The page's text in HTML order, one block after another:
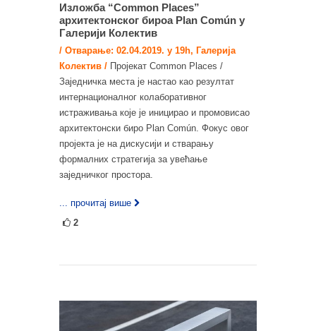
Изложба “Common Places”
архитектонског бироа Plan Común у
Галерији Колектив
/ Отварање: 02.04.2019. у 19h, Галерија
Колектив / Пројекат Common Places /
Заједничка места је настао као резултат
интернационалног колаборативног
истраживања које је иницирао и промовисао
архитектонски биро Plan Común. Фокус овог
пројекта је на дискусији и стварању
формалних стратегија за увећање
заједничког простора.
... прочитај више
2